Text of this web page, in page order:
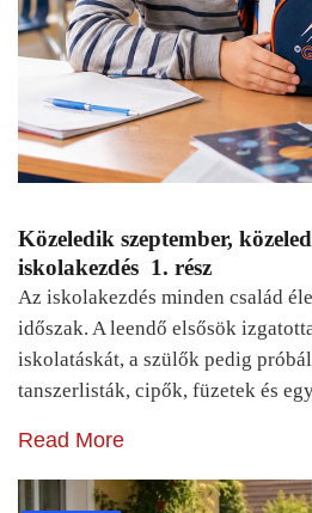
Közeledik szeptember,
iskolakezdés 1. rész
Az iskolakezdés minden család
időszak. A leendő elsősök
iskolatáskát, a szülők pedig
tanszerlisták, cipők, füzetek és
Read More